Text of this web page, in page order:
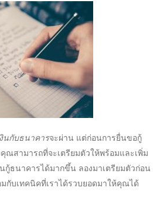
นกับธนาคารจะผ่าน แต่ก่อนการยื่นขอกู้
ณสามารถที่จะเตรียมตัวให้พร้อมและเพิ่ม
กู้ธนาคารได้มากขึ้น ลองมาเตรียมตัวก่อน
กับเทคนิคที่เราได้รวบยอดมาให้คุณได้